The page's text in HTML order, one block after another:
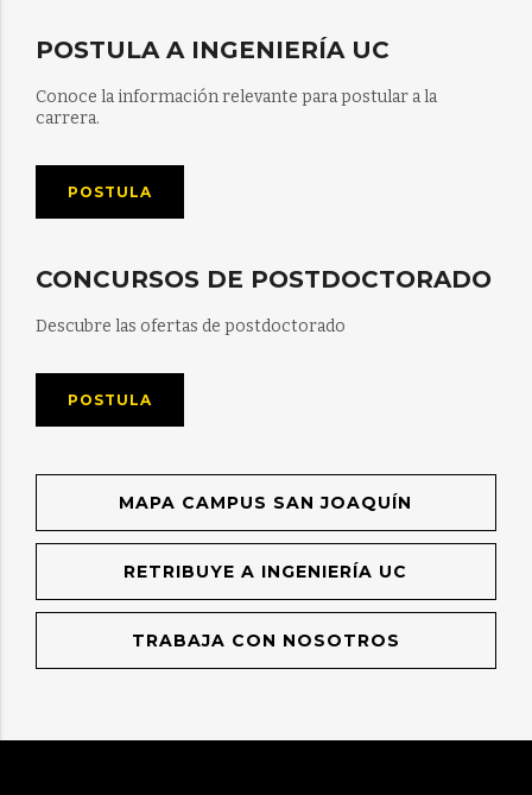
POSTULA A INGENIERÍA UC
Conoce la información relevante para postular a la
carrera.
POSTULA
CONCURSOS DE POSTDOCTORADO
Descubre las ofertas de postdoctorado
POSTULA
MAPA CAMPUS SAN JOAQUÍN
RETRIBUYE A INGENIERÍA UC
TRABAJA CON NOSOTROS